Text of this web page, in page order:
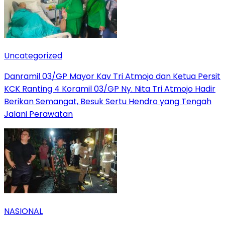
Uncategorized
Danramil 03/GP Mayor Kav Tri Atmojo dan Ketua Persit
KCK Ranting 4 Koramil 03/GP Ny. Nita Tri Atmojo Hadir
Berikan Semangat, Besuk Sertu Hendro yang Tengah
Jalani Perawatan
NASIONAL